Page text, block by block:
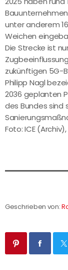
unter anderem
Weichen
Die Strecke ist
zukünftigen 5G-
Philipp Nagl
2036 geplanten
des Bundes sind
Foto: ICE
Geschrieben von: